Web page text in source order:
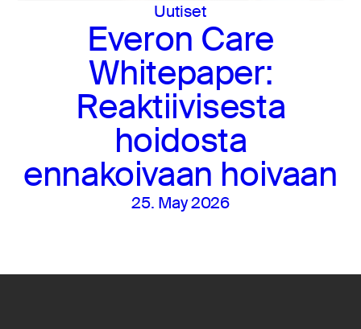
Uutiset
Everon Care
Whitepaper:
Reaktiivisesta
hoidosta
ennakoivaan hoivaan
25. May 2026